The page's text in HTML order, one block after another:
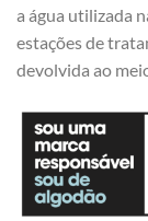
a água utilizada
estações de
devolvida ao